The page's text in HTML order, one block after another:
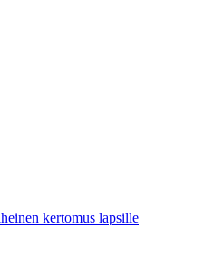
kertomus lapsille